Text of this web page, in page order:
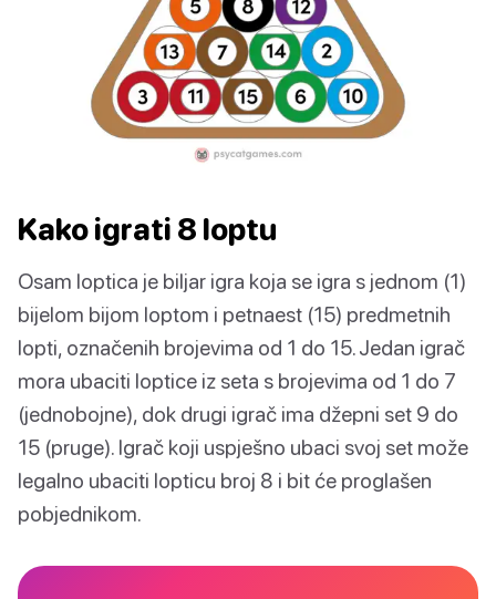
Kako igrati 8 loptu
Osam loptica je biljar igra koja se igra s jednom (1)
bijelom bijom loptom i petnaest (15) predmetnih
lopti, označenih brojevima od 1 do 15. Jedan igrač
mora ubaciti loptice iz seta s brojevima od 1 do 7
(jednobojne), dok drugi igrač ima džepni set 9 do
15 (pruge). Igrač koji uspješno ubaci svoj set može
legalno ubaciti lopticu broj 8 i bit će proglašen
pobjednikom.